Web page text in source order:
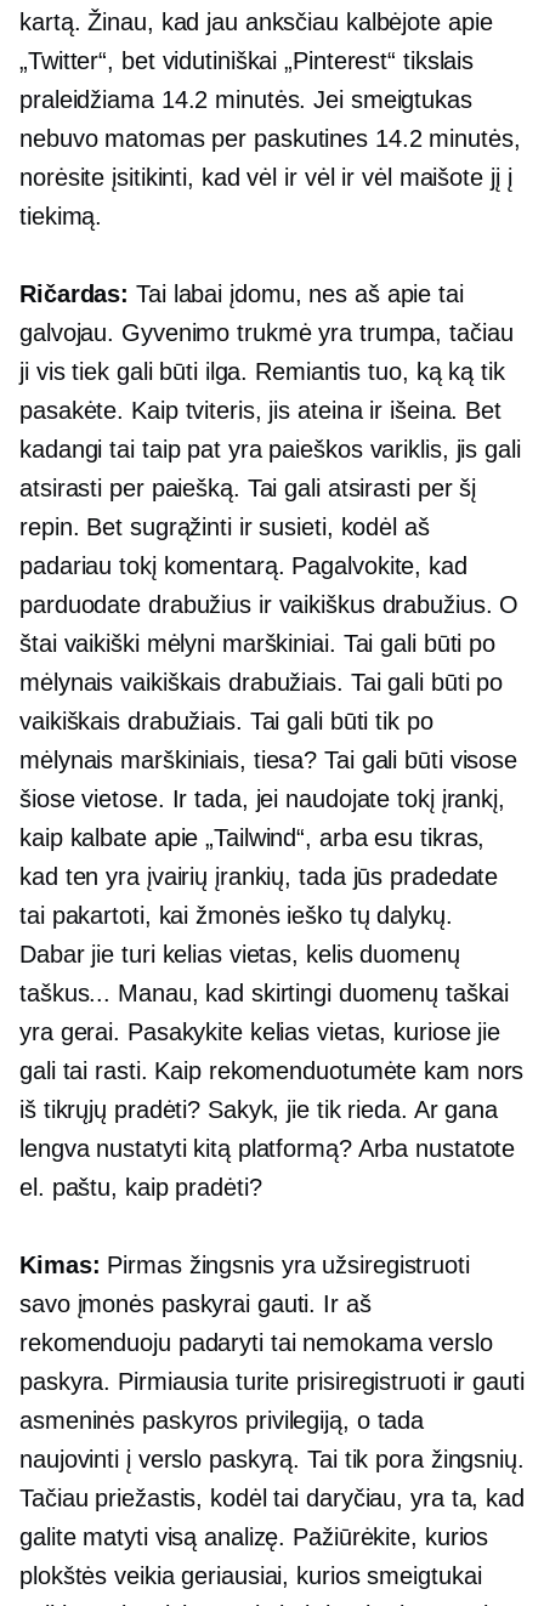
kartą. Žinau, kad jau anksčiau kalbėjote apie
„Twitter“, bet vidutiniškai „Pinterest“ tikslais
praleidžiama 14.2 minutės. Jei smeigtukas
nebuvo matomas per paskutines 14.2 minutės,
norėsite įsitikinti, kad vėl ir vėl ir vėl maišote jį į
tiekimą.
Ričardas: Tai labai įdomu, nes aš apie tai
galvojau. Gyvenimo trukmė yra trumpa, tačiau
ji vis tiek gali būti ilga. Remiantis tuo, ką ką tik
pasakėte. Kaip tviteris, jis ateina ir išeina. Bet
kadangi tai taip pat yra paieškos variklis, jis gali
atsirasti per paiešką. Tai gali atsirasti per šį
repin. Bet sugrąžinti ir susieti, kodėl aš
padariau tokį komentarą. Pagalvokite, kad
parduodate drabužius ir vaikiškus drabužius. O
štai vaikiški mėlyni marškiniai. Tai gali būti po
mėlynais vaikiškais drabužiais. Tai gali būti po
vaikiškais drabužiais. Tai gali būti tik po
mėlynais marškiniais, tiesa? Tai gali būti visose
šiose vietose. Ir tada, jei naudojate tokį įrankį,
kaip kalbate apie „Tailwind“, arba esu tikras,
kad ten yra įvairių įrankių, tada jūs pradedate
tai pakartoti, kai žmonės ieško tų dalykų.
Dabar jie turi kelias vietas, kelis duomenų
taškus... Manau, kad skirtingi duomenų taškai
yra gerai. Pasakykite kelias vietas, kuriose jie
gali tai rasti. Kaip rekomenduotumėte kam nors
iš tikrųjų pradėti? Sakyk, jie tik rieda. Ar gana
lengva nustatyti kitą platformą? Arba nustatote
el. paštu, kaip pradėti?
Kimas: Pirmas žingsnis yra užsiregistruoti
savo įmonės paskyrai gauti. Ir aš
rekomenduoju padaryti tai nemokama verslo
paskyra. Pirmiausia turite prisiregistruoti ir gauti
asmeninės paskyros privilegiją, o tada
naujovinti į verslo paskyrą. Tai tik pora žingsnių.
Tačiau priežastis, kodėl tai daryčiau, yra ta, kad
galite matyti visą analizę. Pažiūrėkite, kurios
plokštės veikia geriausiai, kurios smeigtukai